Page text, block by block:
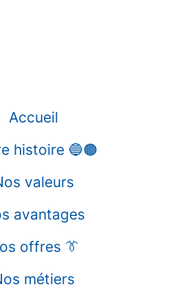
Accueil
histoire 🔵🟠
valeurs
avantages
offres 👔
métiers